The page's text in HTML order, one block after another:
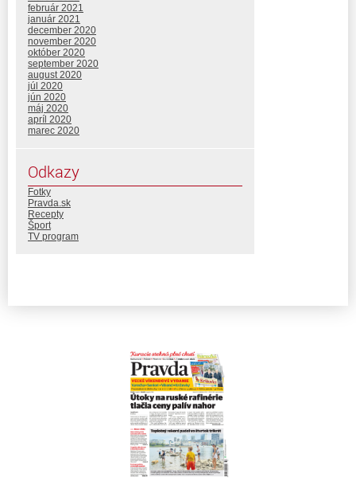
február 2021
január 2021
december 2020
november 2020
október 2020
september 2020
august 2020
júl 2020
jún 2020
máj 2020
apríl 2020
marec 2020
Odkazy
Fotky
Pravda.sk
Recepty
Šport
TV program